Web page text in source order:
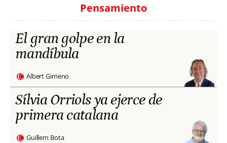
Pensamiento
El gran golpe en la
mandíbula
Albert Gimeno
Sílvia Orriols ya ejerce de
primera catalana
Guillem Bota